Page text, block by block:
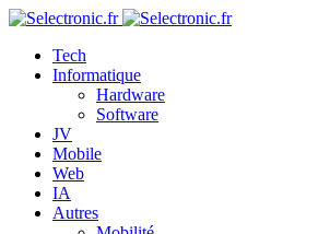
Tech
Informatique
Hardware
Software
JV
Mobile
Web
IA
Autres